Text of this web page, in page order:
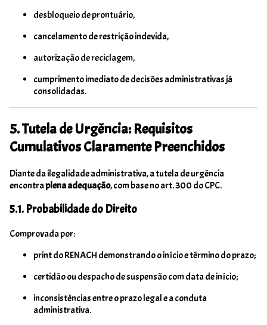
desbloqueio de prontuário,
cancelamento de restrição indevida,
autorização de reciclagem,
cumprimento imediato de decisões administrativas já
consolidadas.
5. Tutela de Urgência: Requisitos
Cumulativos Claramente Preenchidos
Diante da ilegalidade administrativa, a tutela de urgência
encontraplena adequação, com base no art. 300 do CPC.
5.1. Probabilidade do Direito
Comprovada por:
print do RENACH demonstrando o início e término do prazo;
certidão ou despacho de suspensão com data de início;
inconsistências entre o prazo legal e a conduta
administrativa.